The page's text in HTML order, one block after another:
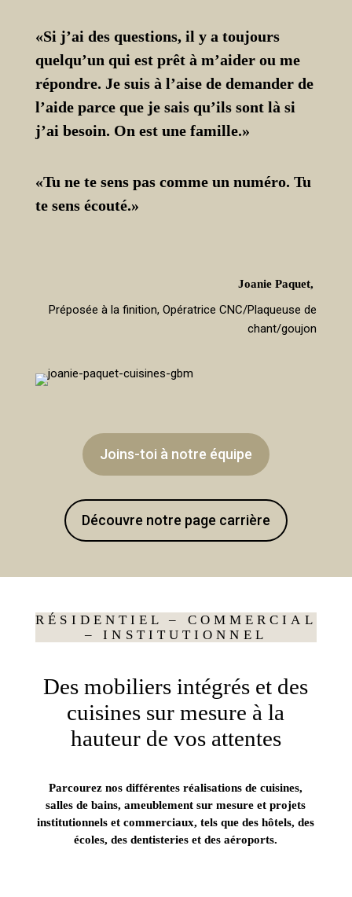
«Si j’ai des questions, il y a toujours
quelqu’un qui est prêt à m’aider ou me
répondre. Je suis à l’aise de demander de
l’aide parce que je sais qu’ils sont là si
j’ai besoin. On est une famille.»
«Tu ne te sens pas comme un numéro. Tu
te sens écouté.»
Joanie Paquet,
Préposée à la finition, Opératrice CNC/Plaqueuse de
chant/goujon
Joins-toi à notre équipe
Découvre notre page carrière
RÉSIDENTIEL – COMMERCIAL
– INSTITUTIONNEL
Des mobiliers intégrés et des
cuisines sur mesure à la
hauteur de vos attentes
Parcourez nos différentes réalisations de cuisines,
salles de bains, ameublement sur mesure et projets
institutionnels et commerciaux, tels que des hôtels, des
écoles, des dentisteries et des aéroports.